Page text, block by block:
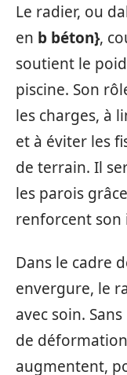
Le radier, ou
en b béton},
soutient le
piscine. Son
les charges, à
et à éviter les
de terrain. Il
les parois
renforcent son
Dans le cadre
envergure, le
avec soin.
de
augmentent,